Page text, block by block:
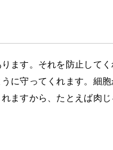
ます。それを防止して
に守ってくれます。細
ますから、たとえば肉